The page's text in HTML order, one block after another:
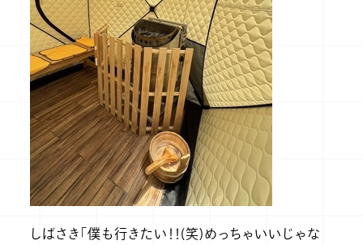
しばさき「僕も行きたい！！(笑)めっちゃいいじゃな